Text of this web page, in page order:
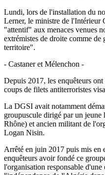
Lundi, lors de l'installation du
Lerner, le ministre de l'Intérieur
"attentif" aux menaces venues
extrémistes de droite comme de
territoire".
- Castaner et Mélenchon -
Depuis 2017, les enquêteurs
coups de filets antiterroristes
La DGSI avait notamment
groupuscule dirigé par un
Rhône) et ancien militant de
Logan Nisin.
Arrêté en juin 2017 puis mis en
enquêteurs avoir fondé ce
l'organisation responsable d'une